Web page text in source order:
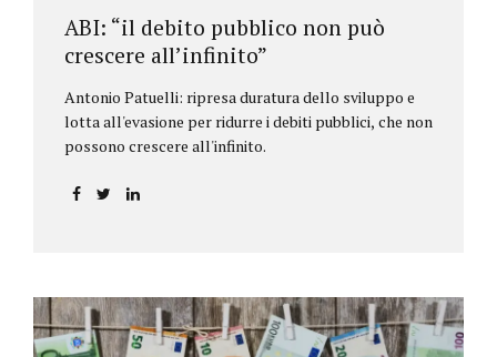
ABI: “il debito pubblico non può
crescere all’infinito”
Antonio Patuelli: ripresa duratura dello sviluppo e
lotta all'evasione per ridurre i debiti pubblici, che non
possono crescere all'infinito.